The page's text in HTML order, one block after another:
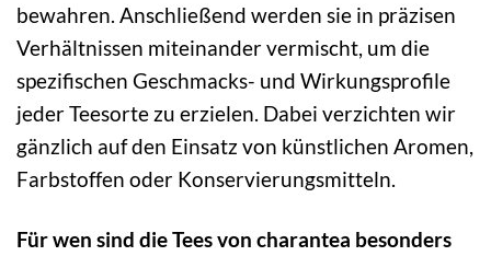
bewahren. Anschließend werden sie in präzisen
Verhältnissen miteinander vermischt, um die
spezifischen Geschmacks- und Wirkungsprofile
jeder Teesorte zu erzielen. Dabei verzichten wir
gänzlich auf den Einsatz von künstlichen Aromen,
Farbstoffen oder Konservierungsmitteln.
Für wen sind die Tees von charantea besonders